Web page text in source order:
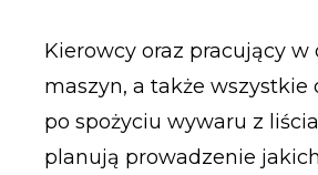
Kierowcy oraz pracujący w
maszyn, a także wszystkie
po spożyciu wywaru z
planują prowadzenie